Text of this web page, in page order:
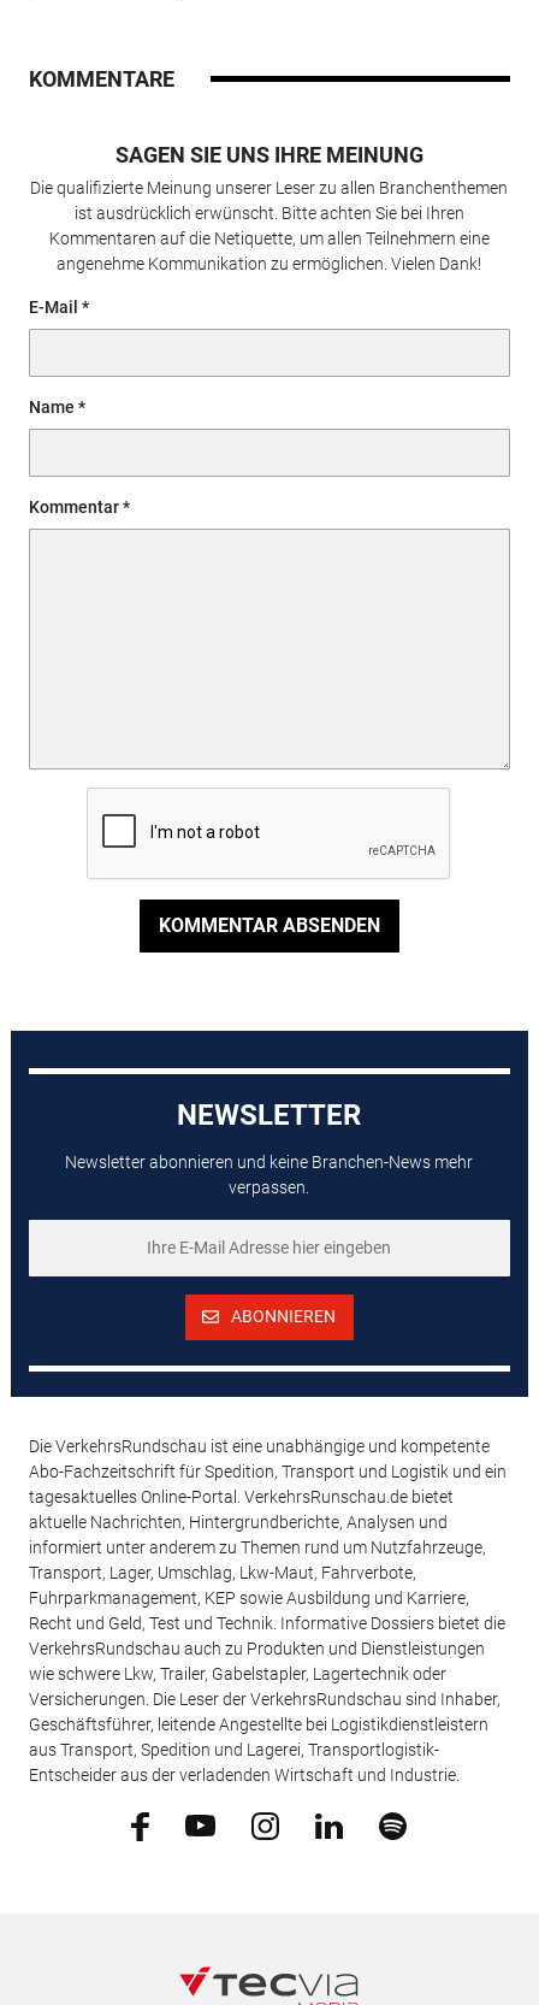
KOMMENTARE
SAGEN SIE UNS IHRE MEINUNG
Die qualifizierte Meinung unserer Leser zu allen Branchenthemen
ist ausdrücklich erwünscht. Bitte achten Sie bei Ihren
Kommentaren auf die Netiquette, um allen Teilnehmern eine
angenehme Kommunikation zu ermöglichen. Vielen Dank!
E-Mail
Name
Kommentar
KOMMENTAR ABSENDEN
NEWSLETTER
Newsletter abonnieren und keine Branchen-News mehr
verpassen.
ABONNIEREN
Die VerkehrsRundschau ist eine unabhängige und kompetente
Abo-Fachzeitschrift für Spedition, Transport und Logistik und ein
tagesaktuelles Online-Portal. VerkehrsRunschau.de bietet
aktuelle Nachrichten, Hintergrundberichte, Analysen und
informiert unter anderem zu Themen rund um Nutzfahrzeuge,
Transport, Lager, Umschlag, Lkw-Maut, Fahrverbote,
Fuhrparkmanagement, KEP sowie Ausbildung und Karriere,
Recht und Geld, Test und Technik. Informative Dossiers bietet die
VerkehrsRundschau auch zu Produkten und Dienstleistungen
wie schwere Lkw, Trailer, Gabelstapler, Lagertechnik oder
Versicherungen. Die Leser der VerkehrsRundschau sind Inhaber,
Geschäftsführer, leitende Angestellte bei Logistikdienstleistern
aus Transport, Spedition und Lagerei, Transportlogistik-
Entscheider aus der verladenden Wirtschaft und Industrie.